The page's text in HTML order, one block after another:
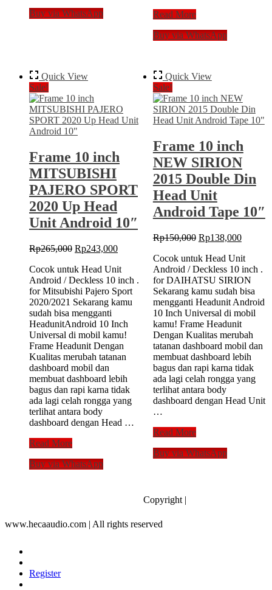
inch
Din
10″
Head
Unit
Tape
Cover
Buy via WhatsApp
Frame
inch
/
WRANGLER
2011-
2014
Double
Din
+
Canbus
Read More
Buy via WhatsApp
Quick View
Sale!
Frame 10 inch
MITSUBISHI
PAJERO SPORT
2020 Up Head
Unit Android 10″
Rp265,000 Original
was:
Rp265,000.
Rp243,000Current
is:
Rp243,000.
Cocok untuk Head Unit
Android / Deckless 10 inch .
for Mitsubishi Pajero Sport
2020/2021 Sekarang kamu
sudah bisa mengganti
HeadunitAndroid 10 Inch
Universal di mobil kamu!
Frame Headunit Dengan
Kualitas merubah tatanan
dashboard mobil dan
membuat dashboard lebih
bagus dan rapi karna tidak
ada lagi celah rongga yang
terlihat antara body
dashboard dengan Head …
Frame
inch
Up
Head
Read More
Buy via WhatsApp
Quick View
Sale!
Frame 10 inch
NEW SIRION
2015 Double Din
Head Unit
Android Tape 10″
Rp150,000 Original
was:
Rp150,000.
Rp138,000Current
is:
Cocok untuk Head Unit
Android / Deckless 10 inch .
for DAIHATSU SIRION
Sekarang kamu sudah bisa
mengganti Headunit Android
10 Inch Universal di mobil
kamu! Frame Headunit
Dengan Kualitas merubah
tatanan dashboard mobil dan
membuat dashboard lebih
bagus dan rapi karna tidak
ada lagi celah rongga yang
terlihat antara body
dashboard dengan Head Unit
…
Frame
inch
Double
Din
Head
Unit
Read More
Buy via WhatsApp
Copyright |
www.hecaaudio.com | All rights reserved
Register